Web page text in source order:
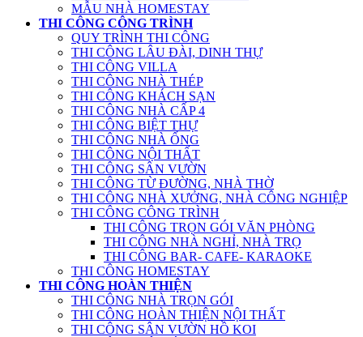
MẪU NHÀ HOMESTAY
THI CÔNG CÔNG TRÌNH
QUY TRÌNH THI CÔNG
THI CÔNG LÂU ĐÀI, DINH THỰ
THI CÔNG VILLA
THI CÔNG NHÀ THÉP
THI CÔNG KHÁCH SẠN
THI CÔNG NHÀ CẤP 4
THI CÔNG BIỆT THỰ
THI CÔNG NHÀ ỐNG
THI CÔNG NỘI THẤT
THI CÔNG SÂN VƯỜN
THI CÔNG TỪ ĐƯỜNG, NHÀ THỜ
THI CÔNG NHÀ XƯỞNG, NHÀ CÔNG NGHIỆP
THI CÔNG CÔNG TRÌNH
THI CÔNG TRỌN GÓI VĂN PHÒNG
THI CÔNG NHÀ NGHỈ, NHÀ TRỌ
THI CÔNG BAR- CAFE- KARAOKE
THI CÔNG HOMESTAY
THI CÔNG HOÀN THIỆN
THI CÔNG NHÀ TRỌN GÓI
THI CÔNG HOÀN THIỆN NỘI THẤT
THI CÔNG SÂN VƯỜN HỒ KOI